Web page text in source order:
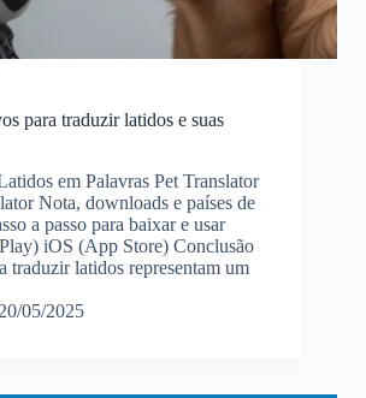
para traduzir latidos e suas
em Palavras Pet Translator
Nota, downloads e países de
a passo para baixar e usar
iOS (App Store) Conclusão
traduzir latidos representam um
20/05/2025